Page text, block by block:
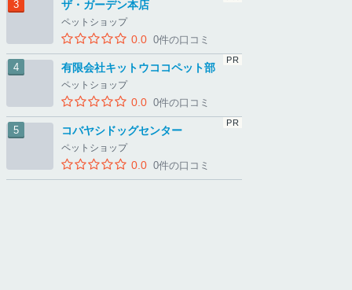
ザ・ガーデン本店
ペットショップ
0.0 0件の口コミ
有限会社キットウココペット部
ペットショップ
0.0 0件の口コミ
コバヤシドッグセンター
ペットショップ
0.0 0件の口コミ